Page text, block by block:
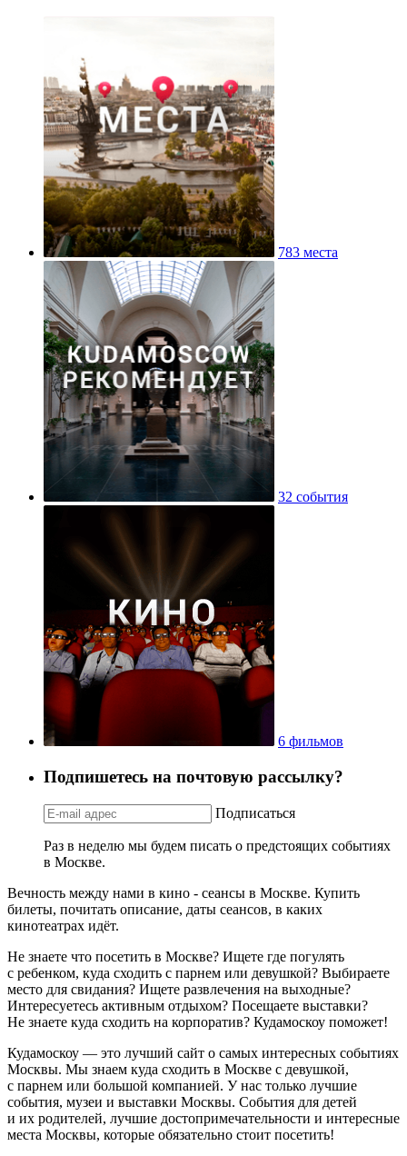
783 места
32 события
6 фильмов
Подпишетесь на почтовую рассылку?
Подписаться
Раз в неделю мы будем писать о предстоящих событиях
в Москве.
Вечность между нами в кино - сеансы в Москве. Купить
билеты, почитать описание, даты сеансов, в каких
кинотеатрах идёт.
Не знаете что посетить в Москве? Ищете где погулять
с ребенком, куда сходить с парнем или девушкой? Выбираете
место для свидания? Ищете развлечения на выходные?
Интересуетесь активным отдыхом? Посещаете выставки?
Не знаете куда сходить на корпоратив? Кудамоскоу поможет!
Кудамоскоу — это лучший сайт о самых интересных событиях
Москвы. Мы знаем куда сходить в Москве с девушкой,
с парнем или большой компанией. У нас только лучшие
события, музеи и выставки Москвы. События для детей
и их родителей, лучшие достопримечательности и интересные
места Москвы, которые обязательно стоит посетить!